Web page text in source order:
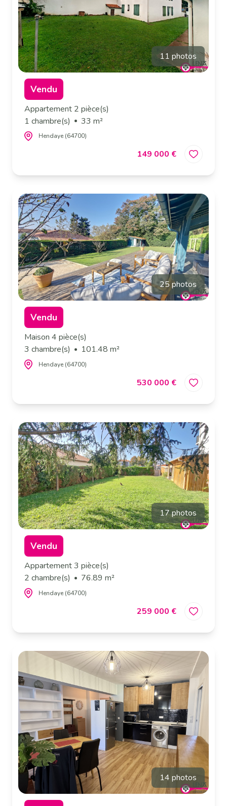
11 photos
Vendu
Appartement 2 pièce(s)
1 chambre(s)
33 m²
Hendaye (64700)
149 000 €
25 photos
Vendu
Maison 4 pièce(s)
3 chambre(s)
101.48 m²
Hendaye (64700)
530 000 €
17 photos
Vendu
Appartement 3 pièce(s)
2 chambre(s)
76.89 m²
Hendaye (64700)
259 000 €
14 photos